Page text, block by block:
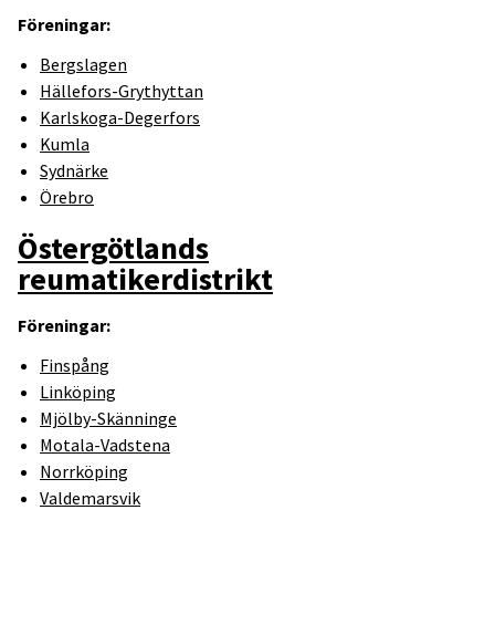
Föreningar:
Bergslagen
Hällefors-Grythyttan
Karlskoga-Degerfors
Kumla
Sydnärke
Örebro
Östergötlands
reumatikerdistrikt
Föreningar:
Finspång
Linköping
Mjölby-Skänninge
Motala-Vadstena
Norrköping
Valdemarsvik